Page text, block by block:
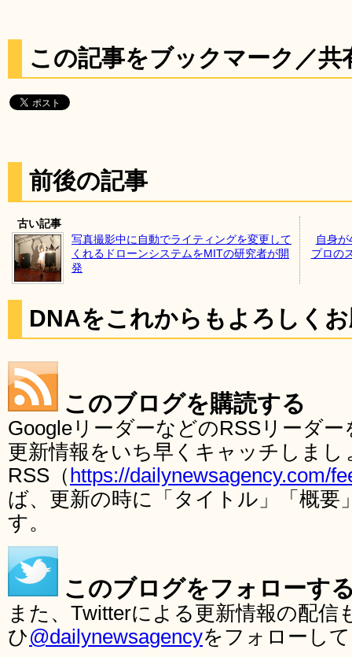
この記事をブックマーク／共
前後の記事
古い記事
写真撮影中に自動でライティングを変更して
くれるドローンシステムをMITの研究者が開
発
自身
プロの
DNAをこれからもよろしく
このブログを購読する
GoogleリーダーなどのRSSリーダ
更新情報をいち早くキャッチしま
RSS（ https://dailynewsagency.com/
ば、更新の時に「タイトル」「概要
す。
このブログをフォローす
また、Twitterによる更新情報の配
ひ@dailynewsagencyをフォローし